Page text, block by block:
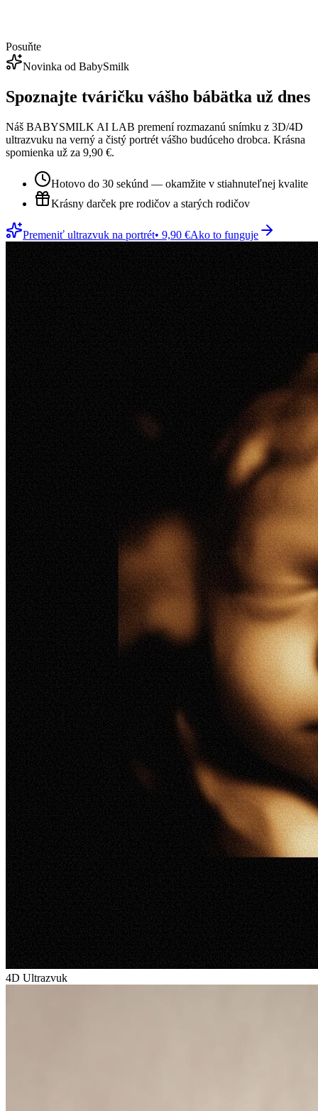
Posuňte
Novinka od BabySmilk
Spoznajte tváričku vášho bábätka už dnes
Náš BABYSMILK AI LAB premení rozmazanú snímku z 3D/4D
ultrazvuku na verný a čistý portrét vášho budúceho drobca. Krásna
spomienka už za 9,90 €.
Hotovo do 30 sekúnd — okamžite v stiahnuteľnej kvalite
Krásny darček pre rodičov a starých rodičov
Premeniť ultrazvuk na portrét• 9,90 €Ako to funguje
4D Ultrazvuk